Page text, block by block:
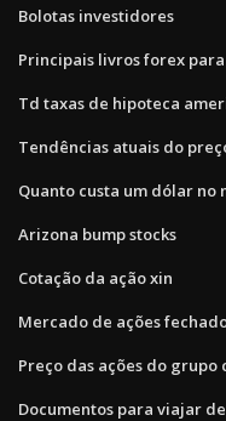
Bolotas investidores
Principais livros forex
Td taxas de hipoteca
Tendências atuais do
Quanto custa um dólar no
Arizona bump stocks
Cotação da ação xin
Mercado de ações
Preço das ações do grupo
Documentos para viajar